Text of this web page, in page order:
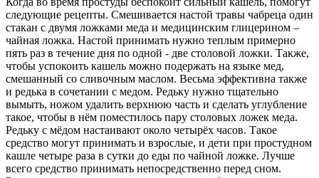
следующие рецепты. Смешивается настой травы чабреца один
стакан с двумя ложками меда и медицинским глицерином –
чайная ложка. Настой принимать нужно теплым примерно
пять раз в течение дня по одной - две столовой ложки. Также,
чтобы успокоить кашель можно подержать на языке мед,
смешанный со сливочным маслом. Весьма эффективна также
и редька в сочетании с медом. Редьку нужно тщательно
вымыть, ножом удалить верхнюю часть и сделать углубление
такое, чтобы в нём поместилось пару столовых ложек меда.
Редьку с мёдом настаивают около четырёх часов. Такое
средство могут принимать и взрослые, и дети при простудном
кашле четыре раза в сутки до еды по чайной ложке. Лучше
всего средство принимать непосредственно перед сном.